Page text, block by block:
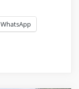
WhatsApp